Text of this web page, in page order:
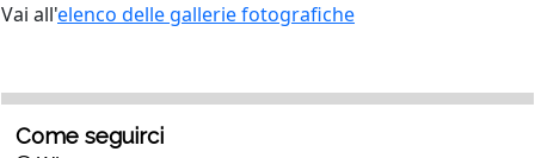
Vai all'elenco delle gallerie fotografiche
Come seguirci